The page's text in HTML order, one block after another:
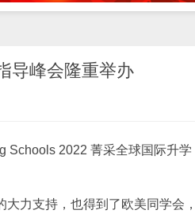
导峰会隆重举办
Schools 2022 菁采全球国际升学
力支持，也得到了欧美同学会，